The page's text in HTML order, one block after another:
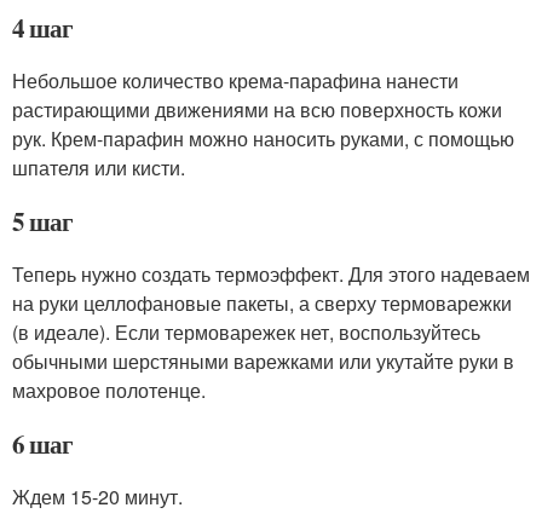
4 шаг
Небольшое количество крема-парафина нанести
растирающими движениями на всю поверхность кожи
рук. Крем-парафин можно наносить руками, с помощью
шпателя или кисти.
5 шаг
Теперь нужно создать термоэффект. Для этого надеваем
на руки целлофановые пакеты, а сверху термоварежки
(в идеале). Если термоварежек нет, воспользуйтесь
обычными шерстяными варежками или укутайте руки в
махровое полотенце.
6 шаг
Ждем 15-20 минут.